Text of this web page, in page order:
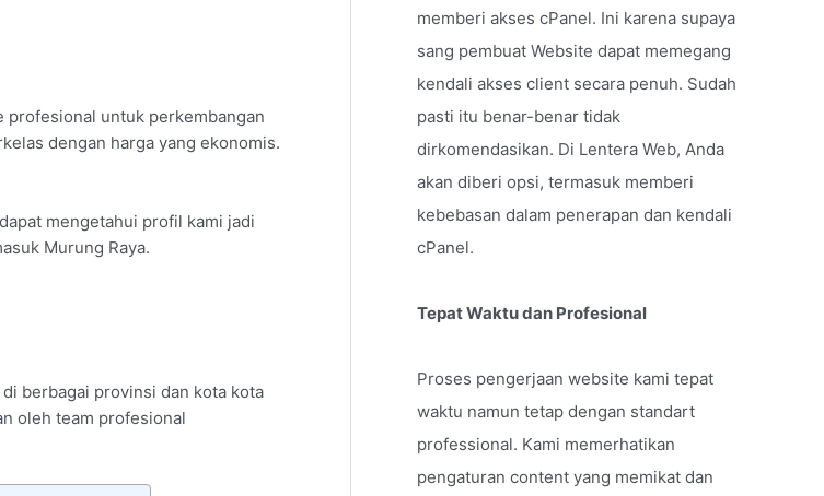
profesional untuk perkembangan
dengan harga yang ekonomis.
mengetahui profil kami jadi
Murung Raya.
berbagai provinsi dan kota kota
oleh team profesional
memberi akses cPanel. Ini karena supaya
sang pembuat Website dapat memegang
kendali akses client secara penuh. Sudah
pasti itu benar-benar tidak
dirkomendasikan. Di Lentera Web, Anda
akan diberi opsi, termasuk memberi
kebebasan dalam penerapan dan kendali
cPanel.
Tepat Waktu dan Profesional
Proses pengerjaan website kami tepat
waktu namun tetap dengan standart
professional. Kami memerhatikan
pengaturan content yang memikat dan